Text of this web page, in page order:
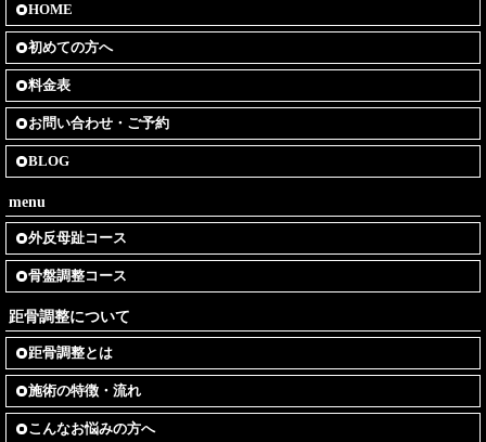
HOME
初めての方へ
料金表
お問い合わせ・ご予約
BLOG
menu
外反母趾コース
骨盤調整コース
距骨調整について
距骨調整とは
施術の特徴・流れ
こんなお悩みの方へ